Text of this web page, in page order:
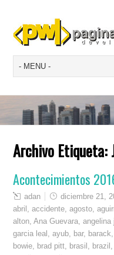
Archivo Etiqueta:
Acontecimientos
adan diciembre 21,
abril
,accidente ,agosto ,
alton ,Ana Guevara ,angelina
garcia leal
,ayub bar, barack
bowie
brad pitt brasil brazil